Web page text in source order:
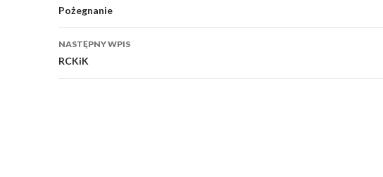
wpisu
Pożegnanie
NASTĘPNY WPIS
RCKiK